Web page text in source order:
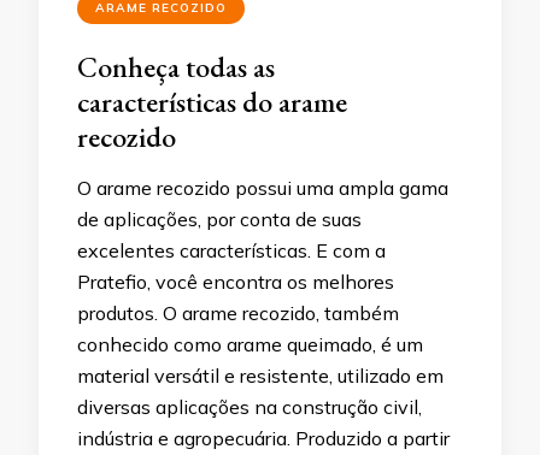
ARAME RECOZIDO
Conheça todas as
características do arame
recozido
O arame recozido possui uma ampla gama
de aplicações, por conta de suas
excelentes características. E com a
Pratefio, você encontra os melhores
produtos. O arame recozido, também
conhecido como arame queimado, é um
material versátil e resistente, utilizado em
diversas aplicações na construção civil,
indústria e agropecuária. Produzido a partir